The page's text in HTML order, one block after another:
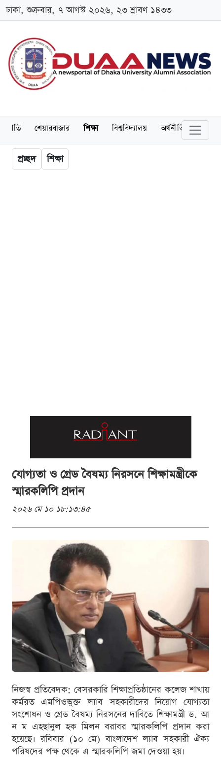
ঢাকা, শুক্রবার, ৭ আগস্ট ২০২৬, ২৩ শ্রাবণ ১৪৩৩
শেয়ারবাজার শিক্ষা বিশ্ববিদ্যালয় অর্থনীতি
প্রচ্ছদ শিক্ষা
যোগ্যতা ও গ্রেড বৈষম্য নিরসনে শিক্ষামন্ত্রীকে
স্মারকলিপি প্রদান
২০২৬ মে ১০ ১৮:১৩:৪৫
নিজস্ব প্রতিবেদক: বেসরকারি শিক্ষাপ্রতিষ্ঠানের কলেজ শাখায়
কর্মরত এমপিওভুক্ত ল্যাব সহকারীদের নিয়োগ যোগ্যতা
সংশোধন ও গ্রেড বৈষম্য নিরসনের দাবিতে শিক্ষামন্ত্রী ড. আ
ন ম এহছানুল হক মিলন বরাবর স্মারকলিপি প্রদান করা
হয়েছে। রবিবার (১০ মে) বাংলাদেশ ল্যাব সহকারী ঐক্য
পরিষদের পক্ষ থেকে এ স্মারকলিপি জমা দেওয়া হয়।